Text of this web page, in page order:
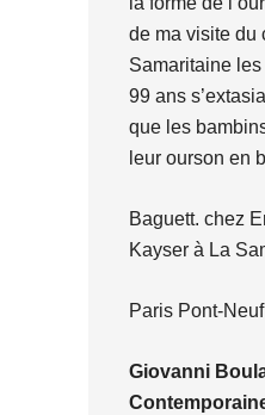
de ma visite du
Samaritaine
99 ans
que les
leur ourson en
Baguett. chez
Kayser à La
Paris Pont-Neuf
Giovanni